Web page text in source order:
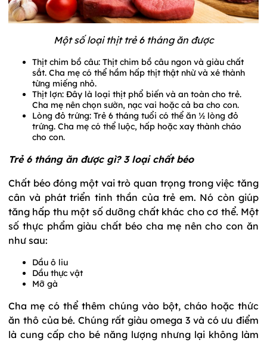
Một số loại thịt trẻ 6 tháng ăn được
Thịt chim bồ câu: Thịt chim bồ câu ngon và giàu chất
sắt. Cha mẹ có thể hầm hấp thịt thật nhừ và xé thành
từng miếng nhỏ.
Thịt lợn: Đây là loại thịt phổ biến và an toàn cho trẻ.
Cha mẹ nên chọn sườn, nạc vai hoặc cả ba cho con.
Lòng đỏ trứng: Trẻ 6 tháng tuổi có thể ăn ½ lòng đỏ
trứng. Cha mẹ có thể luộc, hấp hoặc xay thành cháo
cho con.
Trẻ 6 tháng ăn được gì? 3 loại chất béo
Chất béo đóng một vai trò quan trọng trong việc tăng
cân và phát triển tinh thần của trẻ em. Nó còn giúp
tăng hấp thu một số dưỡng chất khác cho cơ thể. Một
số thực phẩm giàu chất béo cha mẹ nên cho con ăn
như sau:
Dầu ô liu
Dầu thực vật
Mỡ gà
Cha mẹ có thể thêm chúng vào bột, cháo hoặc thức
ăn thô của bé. Chúng rất giàu omega 3 và có ưu điểm
là cung cấp cho bé năng lượng nhưng lại không làm